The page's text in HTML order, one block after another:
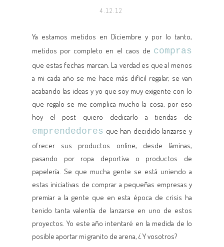
4.12.12
Ya estamos metidos en Diciembre y por lo tanto,
metidos por completo en el caos de compras
que estas fechas marcan. La verdad es que al menos
a mi cada año se me hace más difícil regalar, se van
acabando las ideas y yo que soy muy exigente con lo
que regalo se me complica mucho la cosa, por eso
hoy el post quiero dedicarlo a tiendas de
emprendedores que han decidido lanzarse y
ofrecer sus productos online, desde láminas,
pasando por ropa deportiva o productos de
papelería. Se que mucha gente se está uniendo a
estas iniciativas de comprar a pequeñas empresas y
premiar a la gente que en esta época de crisis ha
tenido tanta valentía de lanzarse en uno de estos
proyectos. Yo este año intentaré en la medida de lo
posible aportar mi granito de arena, ¿ Y vosotros?